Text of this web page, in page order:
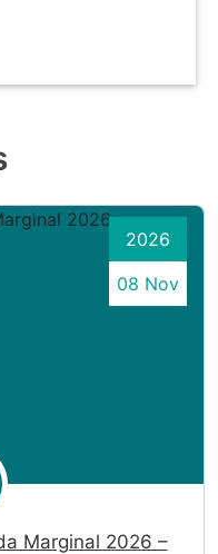
Marginal 2026 –
2026
08 Nov